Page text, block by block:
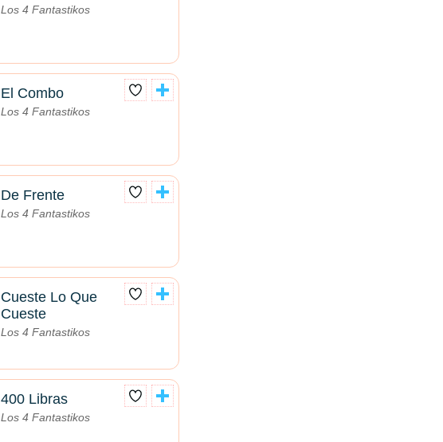
Los 4 Fantastikos
El Combo
Los 4 Fantastikos
De Frente
Los 4 Fantastikos
Cueste Lo Que
Cueste
Los 4 Fantastikos
400 Libras
Los 4 Fantastikos